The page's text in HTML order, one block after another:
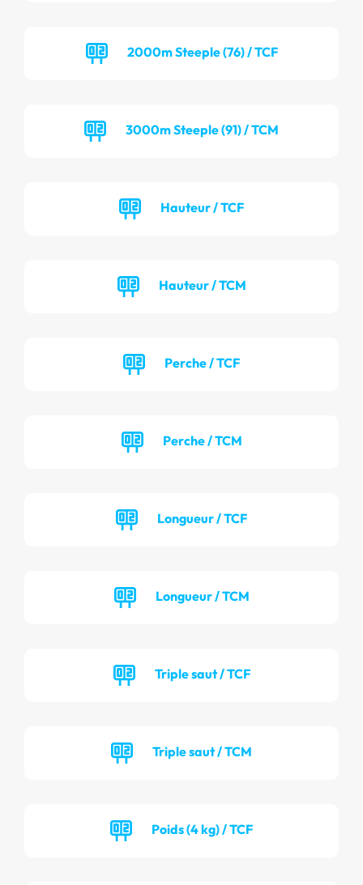
2000m Steeple (76) / TCF
3000m Steeple (91) / TCM
Hauteur / TCF
Hauteur / TCM
Perche / TCF
Perche / TCM
Longueur / TCF
Longueur / TCM
Triple saut / TCF
Triple saut / TCM
Poids (4 kg) / TCF